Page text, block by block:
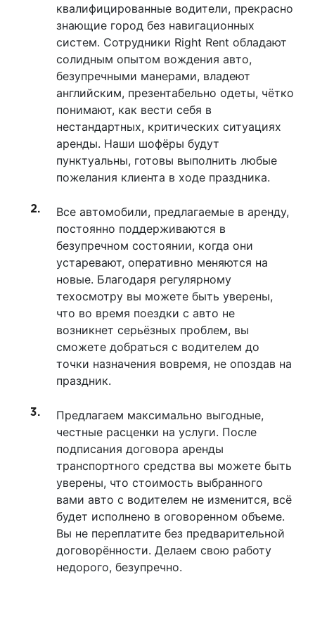
квалифицированные водители, прекрасно
знающие город без навигационных
систем. Сотрудники Right Rent обладают
солидным опытом вождения авто,
безупречными манерами, владеют
английским, презентабельно одеты, чётко
понимают, как вести себя в
нестандартных, критических ситуациях
аренды. Наши шофёры будут
пунктуальны, готовы выполнить любые
пожелания клиента в ходе праздника.
Все автомобили, предлагаемые в аренду,
постоянно поддерживаются в
безупречном состоянии, когда они
устаревают, оперативно меняются на
новые. Благодаря регулярному
техосмотру вы можете быть уверены,
что во время поездки с авто не
возникнет серьёзных проблем, вы
сможете добраться с водителем до
точки назначения вовремя, не опоздав на
праздник.
Предлагаем максимально выгодные,
честные расценки на услуги. После
подписания договора аренды
транспортного средства вы можете быть
уверены, что стоимость выбранного
вами авто с водителем не изменится, всё
будет исполнено в оговоренном объеме.
Вы не переплатите без предварительной
договорённости. Делаем свою работу
недорого, безупречно.